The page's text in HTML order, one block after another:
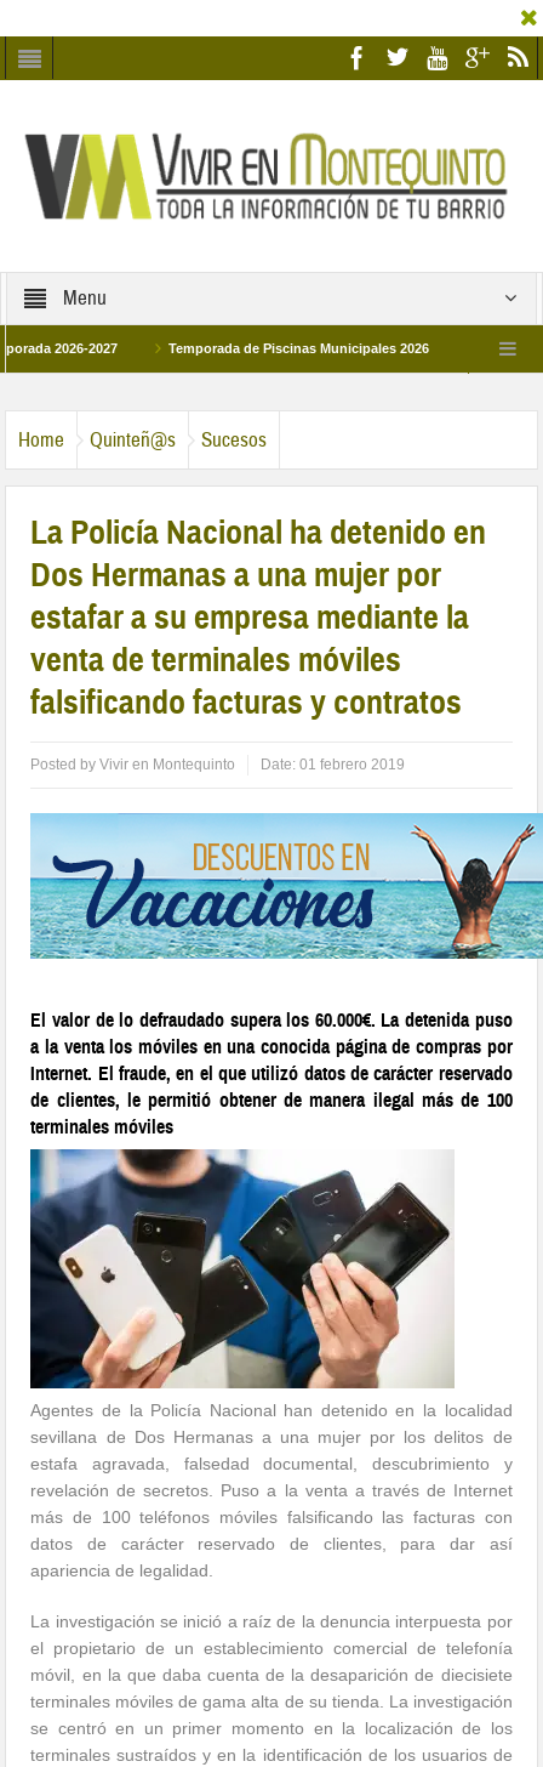
Menu
2027 Temporada de Piscinas Municipales 2026 Los Campus de
Home Quinteñ@s Sucesos
La Policía Nacional ha detenido en
Dos Hermanas a una mujer por
estafar a su empresa mediante la
venta de terminales móviles
falsificando facturas y contratos
Posted byVivir en Montequinto Date:01 febrero 2019
El valor de lo defraudado supera los 60.000€. La detenida puso
a la venta los móviles en una conocida página de compras por
Internet. El fraude, en el que utilizó datos de carácter reservado
de clientes, le permitió obtener de manera ilegal más de 100
terminales móviles
Agentes de la Policía Nacional han detenido en la localidad
sevillana de Dos Hermanas a una mujer por los delitos de
estafa agravada, falsedad documental, descubrimiento y
revelación de secretos. Puso a la venta a través de Internet
más de 100 teléfonos móviles falsificando las facturas con
datos de carácter reservado de clientes, para dar así
apariencia de legalidad.
La investigación se inició a raíz de la denuncia interpuesta por
el propietario de un establecimiento comercial de telefonía
móvil, en la que daba cuenta de la desaparición de diecisiete
terminales móviles de gama alta de su tienda. La investigación
se centró en un primer momento en la localización de los
terminales sustraídos y en la identificación de los usuarios de